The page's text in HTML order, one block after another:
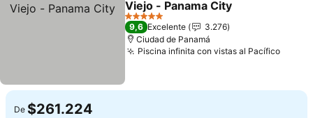
Viejo - Panama City
Ver precios
5 Estrellas
9,6 Excelente
3.276
Ciudad de Panamá
Piscina infinita con vistas al PacíficoVer
De $261.224